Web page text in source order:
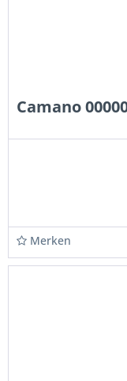
Camano
Merken